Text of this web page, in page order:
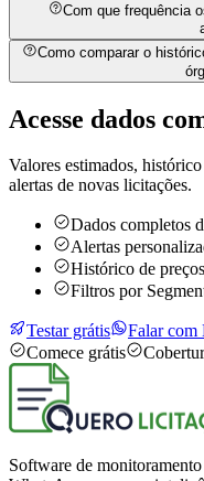
Com que frequência
Como comparar o
Acesse dados
Valores estimados,
alertas de novas licitações.
Dados completos
Alertas
Histórico de
Filtros por
Testar grátis
Falar com
Comece grátis
Software de